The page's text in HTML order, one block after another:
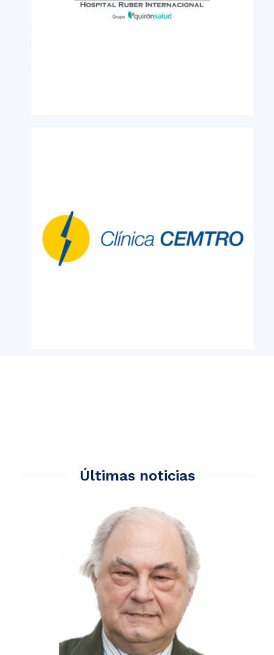
Últimas noticias